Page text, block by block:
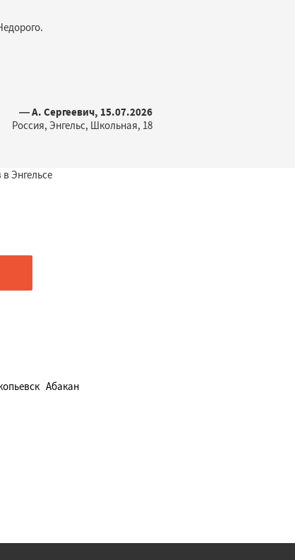
— А. Сергеевич, 15.07.2026
Россия, Энгельс, Школьная, 18
Энгельсе
Абакан